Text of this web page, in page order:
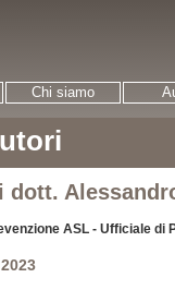
Chi siamo
dott.
ASL - Ufficiale di